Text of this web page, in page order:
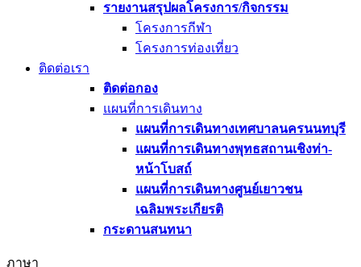
รายงานสรุปผลโครงการ/กิจกรรม
โครงการกีฬา
โครงการท่องเที่ยว
ติดต่อเรา
ติดต่อกอง
แผนที่การเดินทาง
แผนที่การเดินทางเทศบาลนครนนทบุรี
แผนที่การเดินทางพุทธสถานเชิงท่า-
หน้าโบสถ์
แผนที่การเดินทางศูนย์เยาวชน
เฉลิมพระเกียรติ
กระดานสนทนา
ภาษา